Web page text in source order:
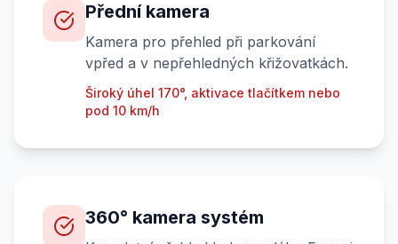
Přední kamera
Kamera pro přehled při parkování
vpřed a v nepřehledných křižovatkách.
Široký úhel 170°, aktivace tlačítkem nebo
pod 10 km/h
360° kamera systém